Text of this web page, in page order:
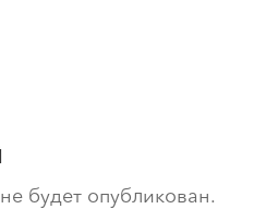
будет опубликован.